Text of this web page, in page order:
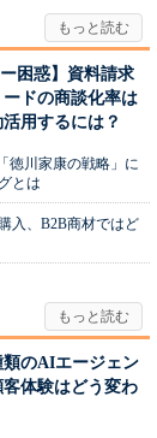
ー困惑】資料請求
ドの商談化率は
用するには？
徳川家康の戦略」に
とは
入、B2B商材ではど
類のAIエージェン
体験はどう変わ